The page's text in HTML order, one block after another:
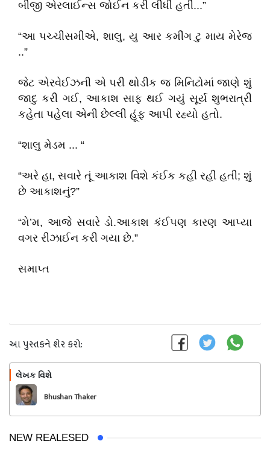
બીજી એરલાઈન્સ જોઈન કરી લીધી હતી...”
“આ પચ્ચીસમીએ, શાલુ, યુ આર કમીંગ ટુ માય મેરેજ
..”
જેટ એરવેઈઝની એ પરી થોડીક જ મિનિટોમાં જાણે શું
જાદુ કરી ગઈ, આકાશ સાફ થઈ ગયું સૂર્ય શુભરાત્રી
કહેતા પહેલા એની છેલ્લી હૂંફ આપી રહ્યો હતો.
“શાલુ મેડમ ... “
“અરે હા, સવારે તૂં આકાશ વિશે કંઈક કહી રહી હતી; શું
છે આકાશનું?”
“મે’મ, આજે સવારે ડો.આકાશ કંઈપણ કારણ આપ્યા
વગર રીઝાઈન કરી ગયા છે.”
સમાપ્ત
આ પુસ્તકને શેર કરો:
લેખક વિશે
Bhushan Thaker
NEW REALESED